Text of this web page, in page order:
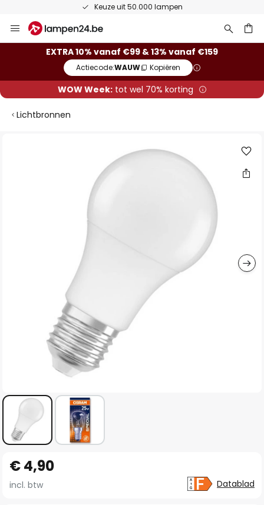
Keuze uit 50.000 lampen
naar
EXTRA 10% vanaf €99 & 13% vanaf €159
Actiecode:WAUW Kopiëren
WOW Week:tot wel 70% korting
Lichtbronnen
naar
het
€ 4,90
incl. btw Datablad